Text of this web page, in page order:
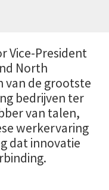
Vice-President
North
van de grootste
bedrijven ter
van talen,
werkervaring
dat innovatie